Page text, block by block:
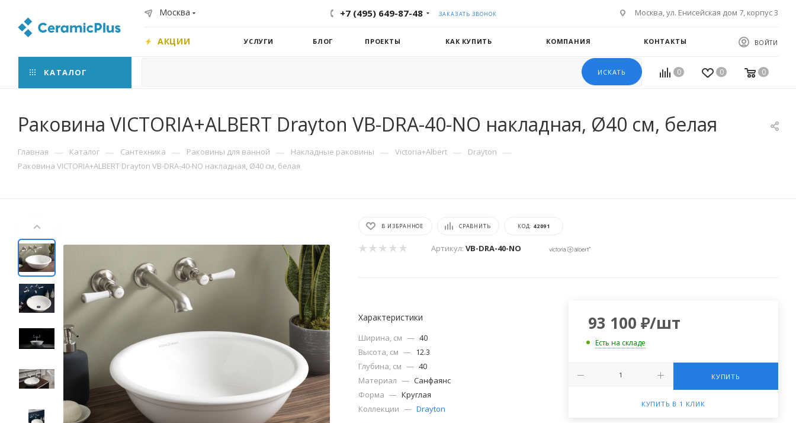
Москва +7 (495) 649-87-48 ЗАКАЗАТЬ ЗВОНОК Москва, ул. Енисейская дом 7, корпус 3
АКЦИИ УСЛУГИ БЛОГ ПРОЕКТЫ КАК КУПИТЬ КОМПАНИЯ КОНТАКТЫ ВОЙТИ
КАТАЛОГ ИСКАТЬ 0 0 0
Раковина VICTORIA+ALBERT Drayton VB-DRA-40-NO накладная, Ø40 см, белая
Главная — Каталог — Сантехника — Раковины для ванной — Накладные раковины — Victoria+Albert — Drayton —
Раковина VICTORIA+ALBERT Drayton VB-DRA-40-NO накладная, Ø40 см, белая
В ИЗБРАННОЕ СРАВНИТЬ КОД: 42091
Артикул: VB-DRA-40-NO
Характеристики
Ширина, см — 40
Высота, см — 12.3
Глубина, см — 40
Материал — Санфаянс
Форма — Круглая
Коллекции — Drayton
93 100 ₽/шт
Есть на складе
КУПИТЬ
КУПИТЬ В 1 КЛИК